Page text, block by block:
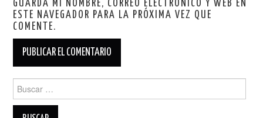
GUARDA MI NOMBRE, CORREO ELECTRÓNICO Y WEB EN
ESTE NAVEGADOR PARA LA PRÓXIMA VEZ QUE
COMENTE.